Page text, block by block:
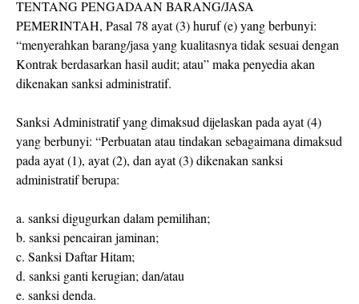
TENTANG PENGADAAN BARANG/JASA
PEMERINTAH, Pasal 78 ayat (3) huruf (e) yang berbunyi:
“menyerahkan barang/jasa yang kualitasnya tidak sesuai dengan
Kontrak berdasarkan hasil audit; atau” maka penyedia akan
dikenakan sanksi administratif.
Sanksi Administratif yang dimaksud dijelaskan pada ayat (4)
yang berbunyi: “Perbuatan atau tindakan sebagaimana dimaksud
pada ayat (1), ayat (2), dan ayat (3) dikenakan sanksi
administratif berupa:
a. sanksi digugurkan dalam pemilihan;
b. sanksi pencairan jaminan;
c. Sanksi Daftar Hitam;
d. sanksi ganti kerugian; dan/atau
e. sanksi denda.